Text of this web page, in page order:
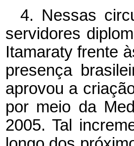
4. Nessas
servidores
Itamaraty frente
presença
aprovou a
por meio da
2005. Tal